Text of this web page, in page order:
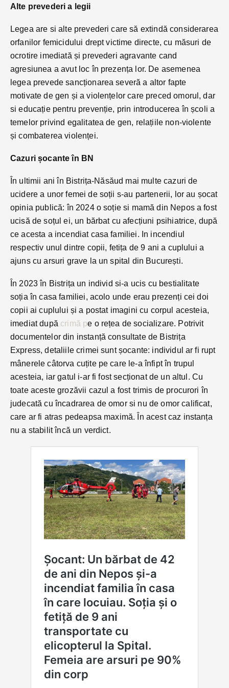
Alte prevederi a legii
Legea are si alte prevederi care să extindă considerarea
orfanilor femicidului drept victime directe, cu măsuri de
ocrotire imediată și prevederi agravante cand
agresiunea a avut loc în prezența lor. De asemenea
legea prevede sancționarea severă a altor fapte
motivate de gen și a violențelor care preced omorul, dar
si educație pentru prevenție, prin introducerea în școli a
temelor privind egalitatea de gen, relațiile non-violente
și combaterea violenței.
Cazuri șocante în BN
În ultimii ani în Bistrița-Năsăud mai multe cazuri de
ucidere a unor femei de soții s-au partenerii, lor au șocat
opinia publică: în 2024 o soție si mamă din Nepos a fost
ucisă de soțul ei, un bărbat cu afecțiuni psihiatrice, după
ce acesta a incendiat casa familiei. In incendiul
respectiv unul dintre copii, fetița de 9 ani a cuplului a
ajuns cu arsuri grave la un spital din București.
În 2023 în Bistrița un individ si-a ucis cu bestialitate
soția în casa familiei, acolo unde erau prezenți cei doi
copii ai cuplului și a postat imagini cu corpul acesteia,
imediat după crimă pe o rețea de socializare. Potrivit
documentelor din instanță consultate de Bistrița
Express, detaliile crimei sunt șocante: individul ar fi rupt
mânerele câtorva cuțite pe care le-a înfipt în trupul
acesteia, iar gatul i-ar fi fost secționat de un altul. Cu
toate aceste grozăvii cazul a fost trimis de procurori în
judecată cu încadrarea de omor si nu de omor calificat,
care ar fi atras pedeapsa maximă. În acest caz instanța
nu a stabilit încă un verdict.